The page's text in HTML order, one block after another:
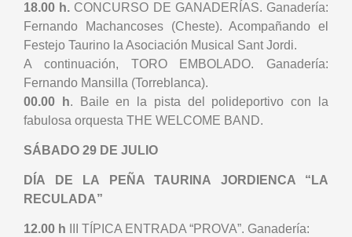
18.00 h. CONCURSO DE GANADERÍAS. Ganadería:
Fernando Machancoses (Cheste). Acompañando el
Festejo Taurino la Asociación Musical Sant Jordi.
A continuación, TORO EMBOLADO. Ganadería:
Fernando Mansilla (Torreblanca).
00.00 h. Baile en la pista del polideportivo con la
fabulosa orquesta THE WELCOME BAND.
SÁBADO 29 DE JULIO
DÍA DE LA PEÑA TAURINA JORDIENCA “LA
RECULADA”
12.00 h
III TÍPICA ENTRADA “PROVA”. Ganadería: